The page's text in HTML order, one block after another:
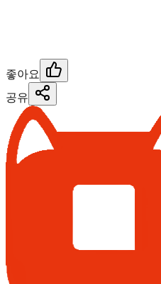
좋아요
공유